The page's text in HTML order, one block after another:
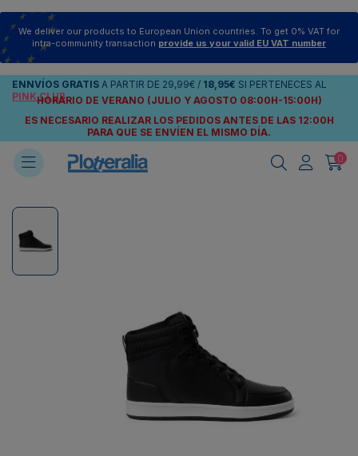
We deliver our products to European Union countries. To get 0% VAT for
intra-community transaction provide us your valid EU VAT number
ENNVÍOS GRATIS A PARTIR DE 29,99€ / 18,95€ SI PERTENECES AL
PINK CLUB
HORARIO DE VERANO (JULIO Y AGOSTO 08:00H-15:00H)
ES NECESARIO REALIZAR LOS PEDIDOS ANTES DE LAS 12:00H
PARA QUE SE ENVÍEN EL MISMO DÍA.
0